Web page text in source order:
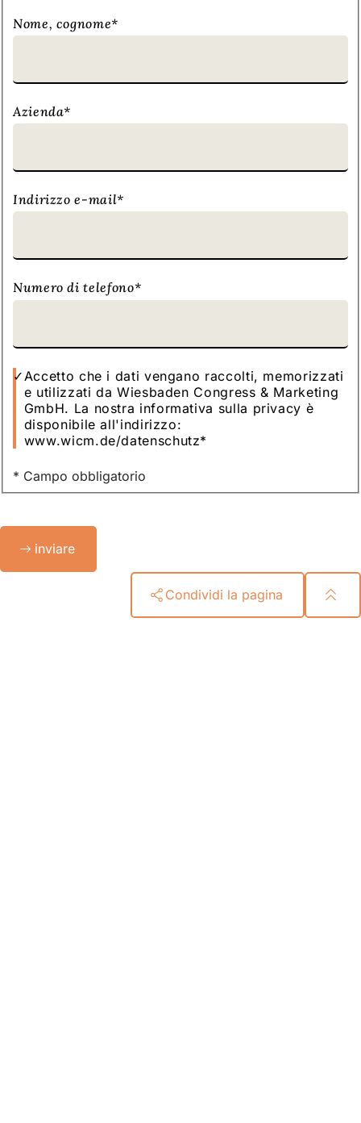
Nome, cognome*
Azienda*
Indirizzo e-mail*
Numero di telefono*
Accetto che i dati vengano raccolti, memorizzati
e utilizzati da Wiesbaden Congress & Marketing
GmbH. La nostra informativa sulla privacy è
disponibile all'indirizzo:
www.wicm.de/datenschutz*
* Campo obbligatorio
Bitte
lassen
Sie
inviare
Condividi la pagina